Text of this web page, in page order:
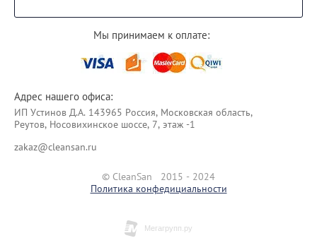
Мы принимаем к оплате:
Адрес нашего офиса:
ИП Уcтинoв Д.А. 143965 Россия, Московская область,
Реутов, Носовихинское шоссе, 7, этаж -1
zakaz@cleansan.ru
© CleanSan 2015 - 2024
Политика конфедициальности